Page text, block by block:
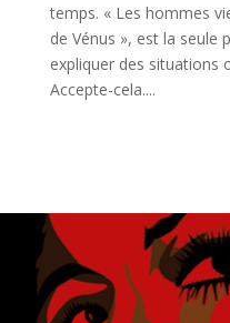
temps. « Les hommes
de Vénus », est la seule
expliquer des situations
Accepte-cela....